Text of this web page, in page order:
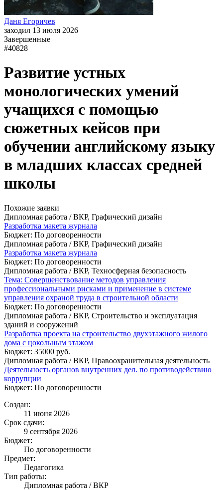
Даня Егоричев
заходил 13 июля 2026
Завершенные
#40828
Развитие устных
монологических умений
учащихся с помощью
сюжетных кейсов при
обучении английскому языку
в младших классах средней
школы
Похожие заявки
Дипломная работа / ВКР, Графический дизайн
Разработка макета журнала
Бюджет: По договоренности
Дипломная работа / ВКР, Графический дизайн
Разработка макета журнала
Бюджет: По договоренности
Дипломная работа / ВКР, Техносферная безопасность
Тема: Совершенствование методов управления
профессиональными рисками и применение в системе
управления охраной труда в строительной области
Бюджет: По договоренности
Дипломная работа / ВКР, Строительство и эксплуатация
зданий и сооружений
Разработка проекта на строительство двухэтажного жилого
дома с цокольным этажом
Бюджет: 35000 руб.
Дипломная работа / ВКР, Правоохранительная деятельность
Деятельность органов внутренних дел. по противодействию
коррупции
Бюджет: По договоренности
Создан:
11 июня 2026
Срок сдачи:
9 сентября 2026
Бюджет:
По договоренности
Предмет:
Педагогика
Тип работы:
Дипломная работа / ВКР